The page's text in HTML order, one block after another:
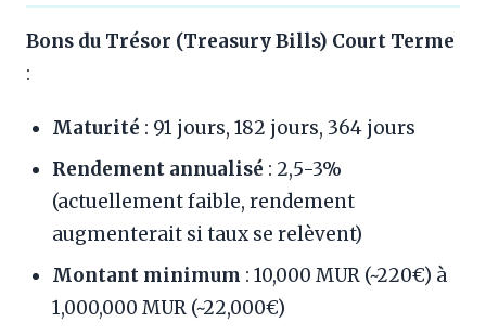
Bons du Trésor (Treasury Bills) Court Terme
:
Maturité : 91 jours, 182 jours, 364 jours
Rendement annualisé : 2,5-3%
(actuellement faible, rendement
augmenterait si taux se relèvent)
Montant minimum : 10,000 MUR (~220€) à
1,000,000 MUR (~22,000€)